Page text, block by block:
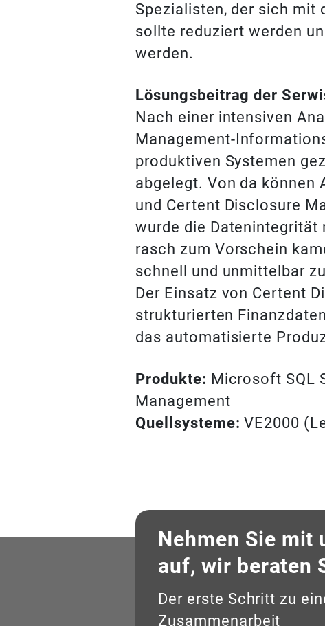
Spezialisten, der sich mit
sollte reduziert werden
werden.
Lösungsbeitrag der
Nach einer intensiven
Management-
produktiven Systemen
abgelegt. Von da können
und Certent Disclosure
wurde die Datenintegrität
rasch zum Vorschein
schnell und unmittelbar
Der Einsatz von Certent
strukturierten
das automatisierte
Produkte: Microsoft SQL
Management
Quellsysteme:VE2000
Nehmen Sie mit
auf, wir beraten
Der erste Schritt zu
Zusammenarbeit